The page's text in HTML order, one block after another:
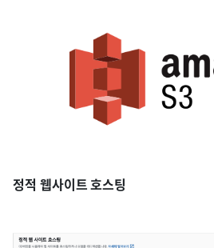
정적 웹사이트 호스팅